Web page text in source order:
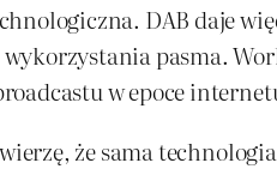
DAB daje
pasma.
w epoce
że sama